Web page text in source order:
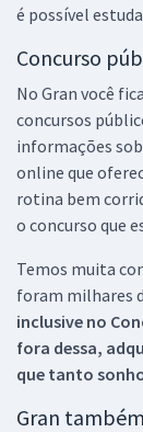
é possível
Concurso
No Gran você
concursos
informações
online que
rotina bem
o concurso que
Temos muita
foram milhares
inclusive no
fora dessa,
que tanto
Gran